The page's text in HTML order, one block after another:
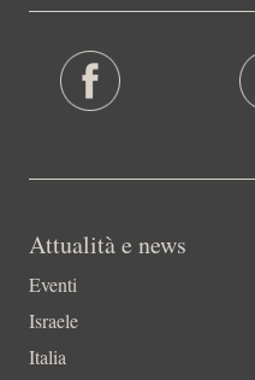
Attualità e news
Eventi
Israele
Italia